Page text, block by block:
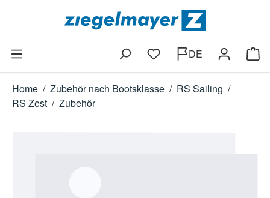
Zum Hauptinhalt springen
Du hast 0 Produkte auf
DE
Home / Zubehör nach Bootsklasse / RS Sailing /
RS Zest / Zubehör